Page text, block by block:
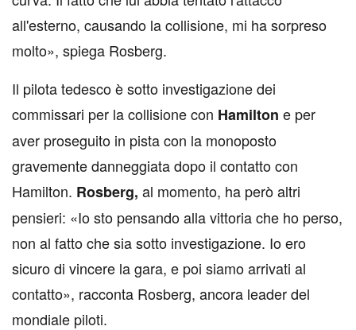
all'esterno, causando la collisione, mi ha sorpreso
molto», spiega Rosberg.
Il pilota tedesco è sotto investigazione dei
commissari per la collisione con Hamilton e per
aver proseguito in pista con la monoposto
gravemente danneggiata dopo il contatto con
Hamilton. Rosberg, al momento, ha però altri
pensieri: «Io sto pensando alla vittoria che ho perso,
non al fatto che sia sotto investigazione. Io ero
sicuro di vincere la gara, e poi siamo arrivati al
contatto», racconta Rosberg, ancora leader del
mondiale piloti.